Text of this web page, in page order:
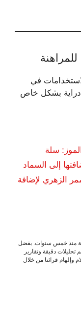
في
دراية بشكل خاص
سلة
إلى السماد
الزهري لإضافة
منذ خمس سنوات. بفضل
دقيقة وتقارير
وإلهام قرائنا من خلال